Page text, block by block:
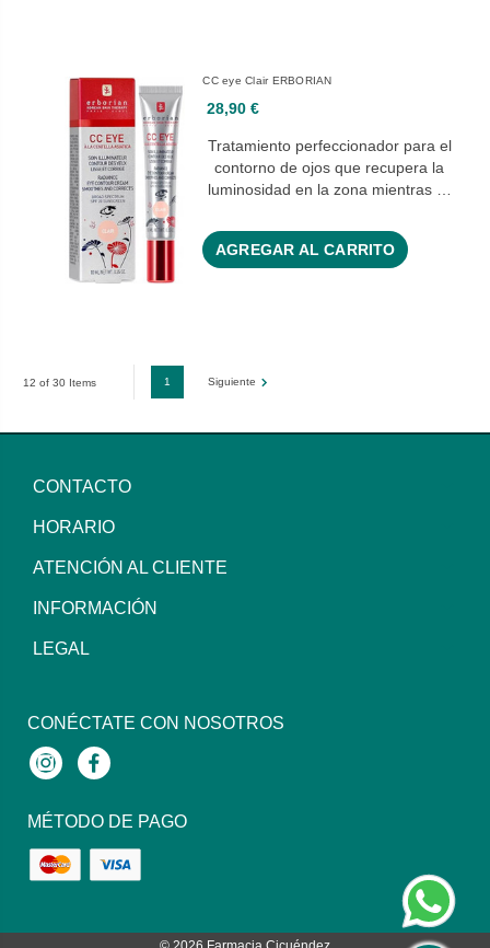
CC eye Clair ERBORIAN
28,90 €
Tratamiento perfeccionador para el
contorno de ojos que recupera la
luminosidad en la zona mientras …
AGREGAR AL CARRITO
12 of 30 Items 1 Siguiente
CONTACTO
HORARIO
ATENCIÓN AL CLIENTE
INFORMACIÓN
LEGAL
CONÉCTATE CON NOSOTROS
InstagramFacebook
MÉTODO DE PAGO